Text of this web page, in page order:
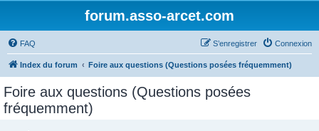
forum.asso-arcet.com
FAQ Connexion
S’enregistrer
Index du forum Foire aux questions (Questions posées fréquemment)
Foire aux questions (Questions posées
fréquemment)